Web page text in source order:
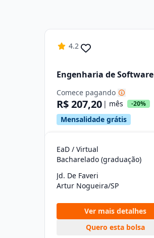
4.2
Engenharia de Software
Comece pagando
R$ 207,20 | mês -20%
Mensalidade grátis
EaD / Virtual
Bacharelado (graduação)
Jd. De Faveri
Artur Nogueira/SP
Ver mais detalhes
Quero esta bolsa